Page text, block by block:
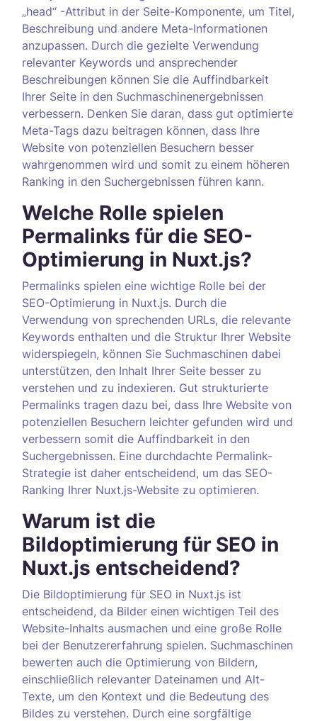
„head“ -Attribut in der Seite-Komponente, um Titel,
Beschreibung und andere Meta-Informationen
anzupassen. Durch die gezielte Verwendung
relevanter Keywords und ansprechender
Beschreibungen können Sie die Auffindbarkeit
Ihrer Seite in den Suchmaschinenergebnissen
verbessern. Denken Sie daran, dass gut optimierte
Meta-Tags dazu beitragen können, dass Ihre
Website von potenziellen Besuchern besser
wahrgenommen wird und somit zu einem höheren
Ranking in den Suchergebnissen führen kann.
Welche Rolle spielen
Permalinks für die SEO-
Optimierung in Nuxt.js?
Permalinks spielen eine wichtige Rolle bei der
SEO-Optimierung in Nuxt.js. Durch die
Verwendung von sprechenden URLs, die relevante
Keywords enthalten und die Struktur Ihrer Website
widerspiegeln, können Sie Suchmaschinen dabei
unterstützen, den Inhalt Ihrer Seite besser zu
verstehen und zu indexieren. Gut strukturierte
Permalinks tragen dazu bei, dass Ihre Website von
potenziellen Besuchern leichter gefunden wird und
verbessern somit die Auffindbarkeit in den
Suchergebnissen. Eine durchdachte Permalink-
Strategie ist daher entscheidend, um das SEO-
Ranking Ihrer Nuxt.js-Website zu optimieren.
Warum ist die
Bildoptimierung für SEO in
Nuxt.js entscheidend?
Die Bildoptimierung für SEO in Nuxt.js ist
entscheidend, da Bilder einen wichtigen Teil des
Website-Inhalts ausmachen und eine große Rolle
bei der Benutzererfahrung spielen. Suchmaschinen
bewerten auch die Optimierung von Bildern,
einschließlich relevanter Dateinamen und Alt-
Texte, um den Kontext und die Bedeutung des
Bildes zu verstehen. Durch eine sorgfältige